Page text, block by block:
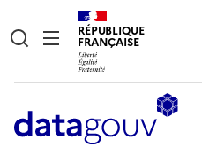
RÉPUBLIQUE
FRANÇAISE